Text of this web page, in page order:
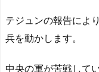
テジュンの報告によ
兵を動かします。
中央の軍が苦戦して